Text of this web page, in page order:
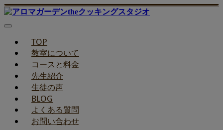
TOP
教室について
コースと料金
先生紹介
生徒の声
BLOG
よくある質問
お問い合わせ